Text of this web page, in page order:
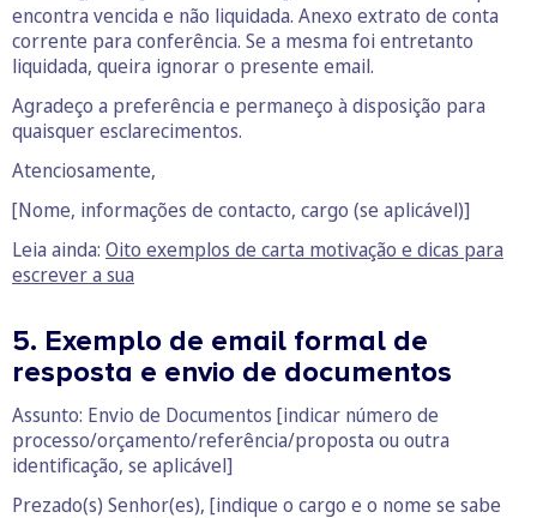
encontra vencida e não liquidada. Anexo extrato de conta
corrente para conferência. Se a mesma foi entretanto
liquidada, queira ignorar o presente email.
Agradeço a preferência e permaneço à disposição para
quaisquer esclarecimentos.
Atenciosamente,
[Nome, informações de contacto, cargo (se aplicável)]
Leia ainda: Oito exemplos de carta motivação e dicas para
escrever a sua
5. Exemplo de email formal de
resposta e envio de documentos
Assunto: Envio de Documentos [indicar número de
processo/orçamento/referência/proposta ou outra
identificação, se aplicável]
Prezado(s) Senhor(es), [indique o cargo e o nome se sabe